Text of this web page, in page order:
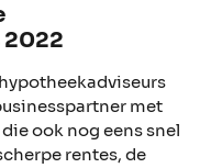
met
ook nog eens snel
rentes, de